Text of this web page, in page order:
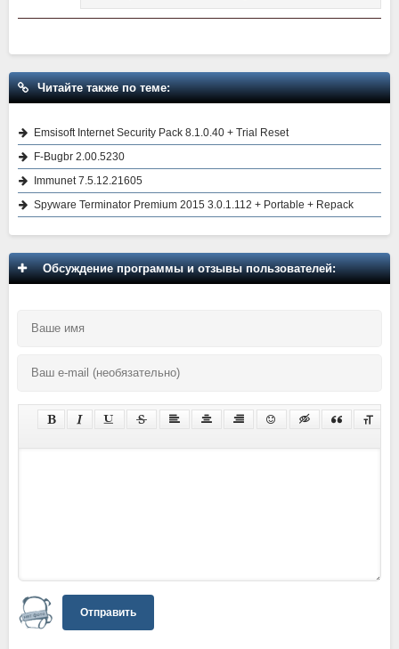
Читайте также по теме:
Emsisoft Internet Security Pack 8.1.0.40 + Trial Reset
F-Bugbr 2.00.5230
Immunet 7.5.12.21605
Spyware Terminator Premium 2015 3.0.1.112 + Portable + Repack
Обсуждение программы и отзывы пользователей:
Отправить